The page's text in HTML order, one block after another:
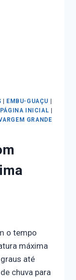
| EMBU-GUAÇU |
INICIAL |
GRANDE
o tempo
máxima
até
chuva para